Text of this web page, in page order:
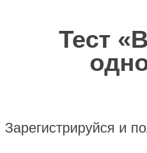
Тест
Зарегистрируйся и